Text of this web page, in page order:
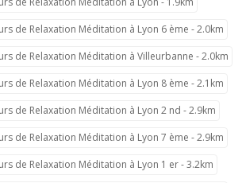
de Relaxation Méditation à Lyon 6 ème - 2.0km
de Relaxation Méditation à Villeurbanne - 2.0km
de Relaxation Méditation à Lyon 8 ème - 2.1km
de Relaxation Méditation à Lyon 2 nd - 2.9km
de Relaxation Méditation à Lyon 7 ème - 2.9km
de Relaxation Méditation à Lyon 1 er - 3.2km